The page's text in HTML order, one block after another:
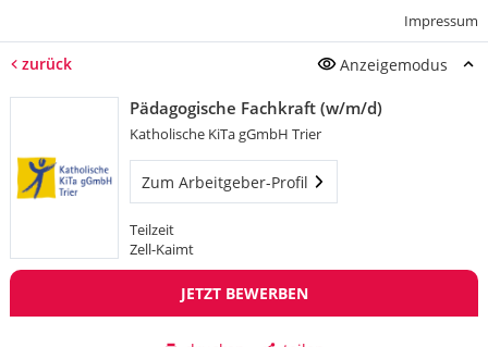
Impressum
zurück Anzeigemodus
Pädagogische Fachkraft (w/m/d)
Katholische KiTa gGmbH Trier
Zum Arbeitgeber-Profil
Teilzeit
Zell-Kaimt
JETZT BEWERBEN